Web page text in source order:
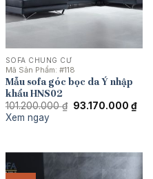
SOFA CHUNG CƯ
Mã Sản Phẩm: #118
Mẫu sofa góc bọc da Ý nhập
khẩu HNS02
101.200.000₫ Giá
93.170.000 ₫Giá
Xem ngay